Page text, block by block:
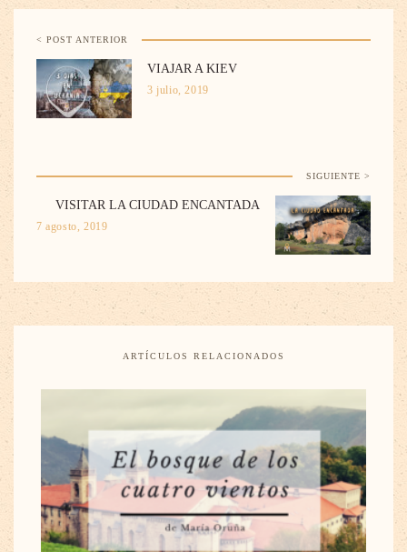
< POST ANTERIOR
VIAJAR A KIEV
3 julio, 2019
SIGUIENTE >
VISITAR LA CIUDAD ENCANTADA
7 agosto, 2019
ARTÍCULOS RELACIONADOS